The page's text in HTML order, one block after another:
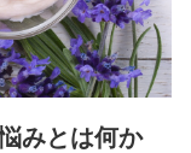
みとは何か